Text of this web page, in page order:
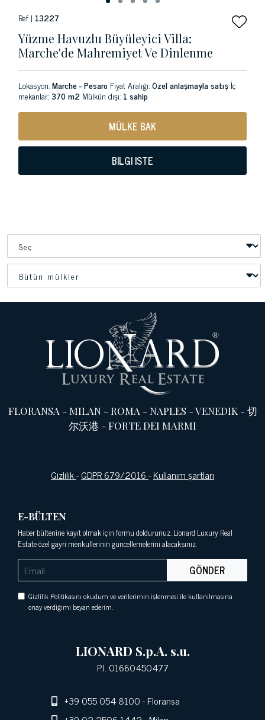
Ref | 13227
Yüzme Havuzlu Büyüleyici Villa:
Marche'de Mahremiyet Ve Dinlenme
Lokasyon:Marche - Pesaro Fiyat Aralığı:Özel anlaşmayla satış İç
mekanlar:370 m2 Mülkün dışı: 1 sahip
MÜLKE BAK
BILGI ISTE
FLORANSA -MILAN-ROMA -NAPLES -VENEDIK-切
尔沃港 -FORTE DEI MARMI
Gizlilik-GDPR 679/2016-Kullanım şartları
E-BÜLTEN
Haber bültenine kayıt olmak için formu doldurunuz. Lionard Luxury Real
Estate özel gayri menkullerinin güncellemelerini alacaksınız.
GÖNDER
Gizlilik Politikasını okudum ve verilerimin işlenmesi ile kullanılmasına
onay verdiğimi beyan ederim.
LIONARD S.p.A. s.u.
P.I. 01660450477
+39 055 054 8100- Floransa